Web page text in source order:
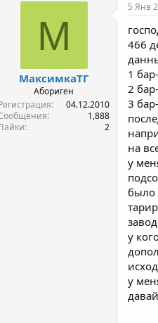
М
МаксимкаТГ
Абориген
04.12.2010
1,888
2
5 Янв
466
1
2
3
на
у
было
у
у